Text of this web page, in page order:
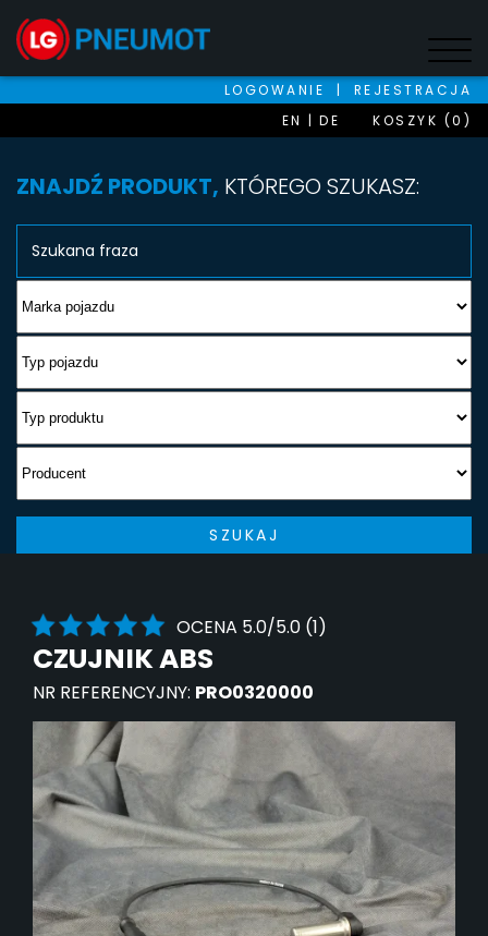
LOGOWANIE |
REJESTRACJA
EN
DE KOSZYK (0)
ZNAJDŹ PRODUKT, KTÓREGO SZUKASZ:
SZUKAJ
OCENA 5.0/5.0 (1)
CZUJNIK ABS
NR REFERENCYJNY: PRO0320000